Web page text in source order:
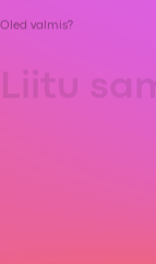
Oled valmis?
Liitu